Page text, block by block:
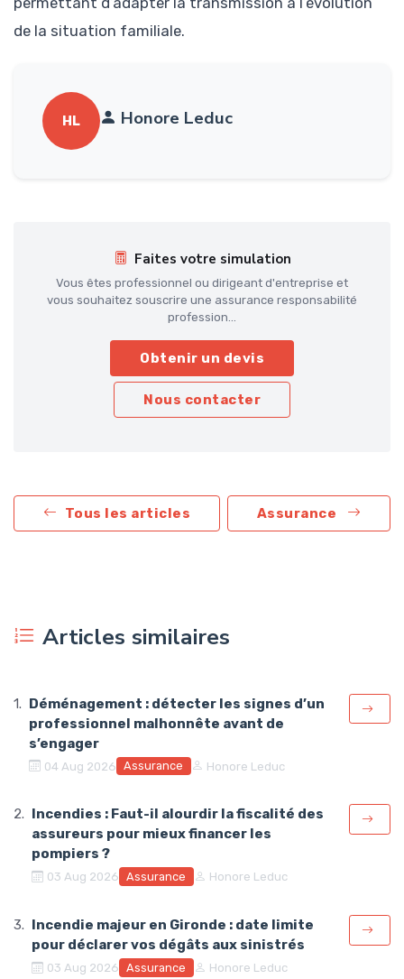
de la situation familiale.
HL Honore Leduc
Faites votre simulation
Vous êtes professionnel ou dirigeant d'entreprise et
vous souhaitez souscrire une assurance responsabilité
profession...
Obtenir un devis
Nous contacter
Tous les articles Assurance
Articles similaires
Déménagement : détecter les signes d’un
professionnel malhonnête avant de
s’engager
04 Aug 2026 Assurance Honore Leduc
Incendies : Faut-il alourdir la fiscalité des
assureurs pour mieux financer les
pompiers ?
03 Aug 2026 Assurance Honore Leduc
Incendie majeur en Gironde : date limite
pour déclarer vos dégâts aux sinistrés
03 Aug 2026 Assurance Honore Leduc